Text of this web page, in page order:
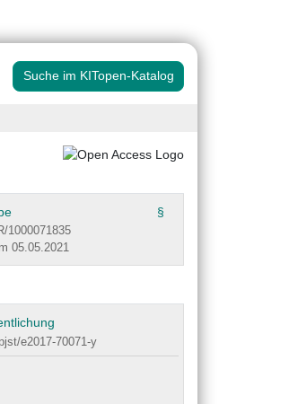
Suche im KITopen-Katalog
§
1000071835
05.05.2021
e2017-70071-y